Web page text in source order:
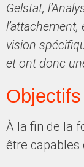
Gelstat,
vision
et ont donc
Objectifs
À la fin de la
être capables